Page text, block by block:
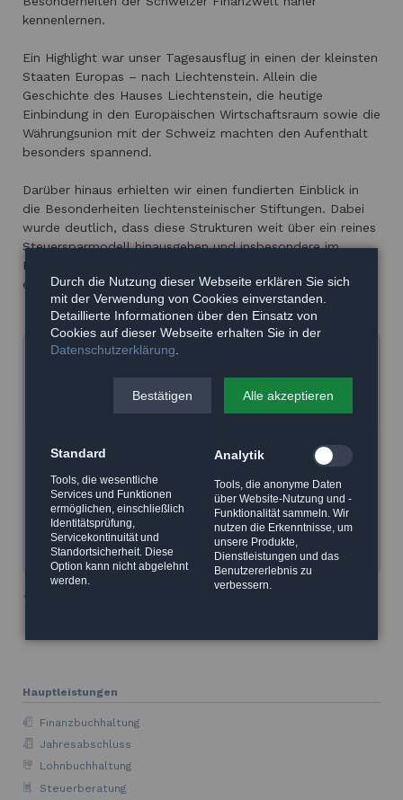
kennenlernen.
Ein Highlight war unser Tagesausflug in einen der kleinsten
Staaten Europas – nach Liechtenstein. Allein die
Geschichte des Hauses Liechtenstein, die heutige
Einbindung in den Europäischen Wirtschaftsraum sowie die
Währungsunion mit der Schweiz machten den Aufenthalt
besonders spannend.
Darüber hinaus erhielten wir einen fundierten Einblick in
die Besonderheiten liechtensteinischer Stiftungen. Dabei
wurde deutlich, dass diese Strukturen weit über ein reines
Steuersparmodell hinausgehen und insbesondere im
Bereich Vermögensstrukturierung und Nachfolgeplanung
eine wichtige Rolle spielen.
Hauptleistungen
Finanzbuchhaltung
Jahresabschluss
Lohnbuchhaltung
Steuerberatung
Durch die Nutzung dieser Webseite erklären Sie sich
mit der Verwendung von Cookies einverstanden.
Detaillierte Informationen über den Einsatz von
Cookies auf dieser Webseite erhalten Sie in der
Datenschutzerklärung
Bestätigen Alle akzeptieren
Standard
Tools, die wesentliche
Services und Funktionen
ermöglichen, einschließlich
Identitätsprüfung,
Servicekontinuität und
Standortsicherheit. Diese
Option kann nicht abgelehnt
werden.
Analytik
Tools, die anonyme Daten
über Website-Nutzung und -
Funktionalität sammeln. Wir
nutzen die Erkenntnisse, um
unsere Produkte,
Dienstleistungen und das
Benutzererlebnis zu
verbessern.